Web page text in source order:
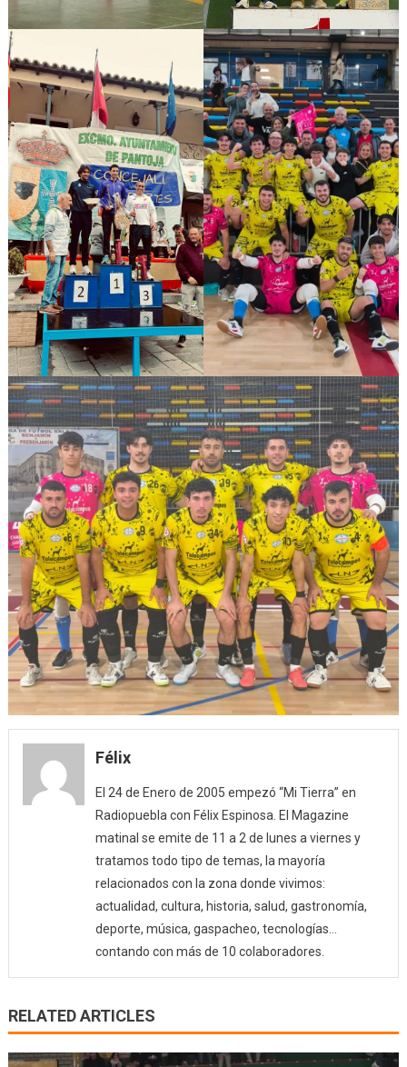
Félix
El 24 de Enero de 2005 empezó “Mi Tierra” en
Radiopuebla con Félix Espinosa. El Magazine
matinal se emite de 11 a 2 de lunes a viernes y
tratamos todo tipo de temas, la mayoría
relacionados con la zona donde vivimos:
actualidad, cultura, historia, salud, gastronomía,
deporte, música, gaspacheo, tecnologías…
contando con más de 10 colaboradores.
RELATED ARTICLES